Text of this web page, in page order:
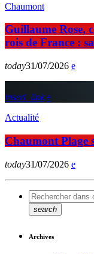
Chaumont
Guillaume Rose,
rois de France :
today31/07/2026
insert_link
Actualité
Chaumont Plage
today31/07/2026
search
Archives